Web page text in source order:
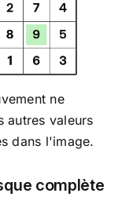
ne
autres valeurs
dans l'image.
complète